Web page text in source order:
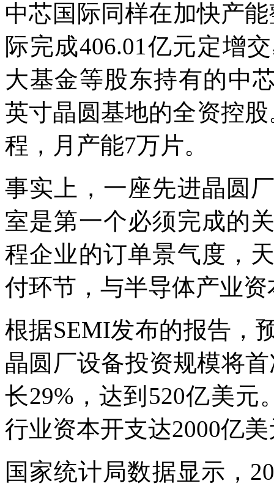
中芯国际同样在加快产
际完成406.01亿元定增
大基金等股东持有的中
英寸晶圆基地的全资控
程，月产能7万片。
事实上，一座先进晶圆
室是第一个必须完成的
程企业的订单景气度，
付环节，与半导体产业
根据SEMI发布的报告，
晶圆厂设备投资规模将
长29%，达到520亿美元
行业资本开支达2000亿
国家统计局数据显示，